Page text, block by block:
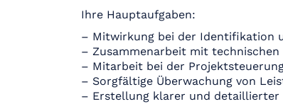
Ihre Hauptaufgaben:
– Mitwirkung bei der Identifikation
– Zusammenarbeit mit
– Mitarbeit bei der
– Sorgfältige Überwachung von
– Erstellung klarer und